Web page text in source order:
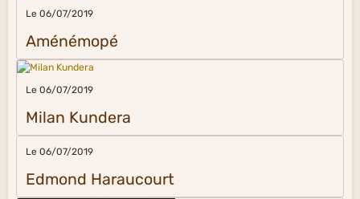
Le 06/07/2019
Aménémopé
Le 06/07/2019
Milan Kundera
Le 06/07/2019
Edmond Haraucourt